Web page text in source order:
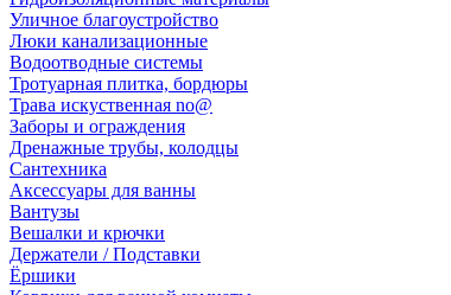
Уличное благоустройство
Люки канализационные
Водоотводные системы
Тротуарная плитка, бордюры
Трава искуственная no@
Заборы и ограждения
Дренажные трубы, колодцы
Сантехника
Аксессуары для ванны
Вантузы
Вешалки и крючки
Держатели / Подставки
Ёршики